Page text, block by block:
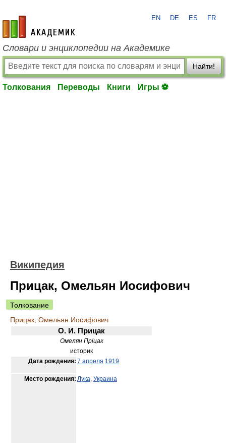
academic.ru
EN DE ES FR
Словари и энциклопедии на Академике
Найти!
Толкования Переводы Книги Игры ⚽
Википедия
Прицак, Омельян Иосифович
Толкование
Прицак, Омельян Иосифович
О. И. Прицак
Омелян Пріцак
историк
Дата рождения: 7 апреля 1919
Место рождения: Лука, Украина